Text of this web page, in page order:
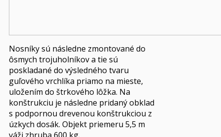
Nosníky sú následne zmontované do
ôsmych trojuholníkov a tie sú
poskladané do výsledného tvaru
guľového vrchlíka priamo na mieste,
uložením do štrkového lôžka. Na
konštrukciu je následne pridaný obklad
s podpornou drevenou konštrukciou z
úzkych dosák. Objekt priemeru 5,5 m